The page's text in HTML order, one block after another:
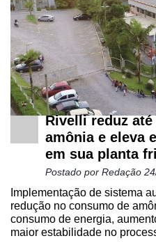
Rivelli reduz
amônia e eleva
em sua planta
Postado por Redação
Implementação de sistema
redução no consumo de
consumo de energia,
maior estabilidade no